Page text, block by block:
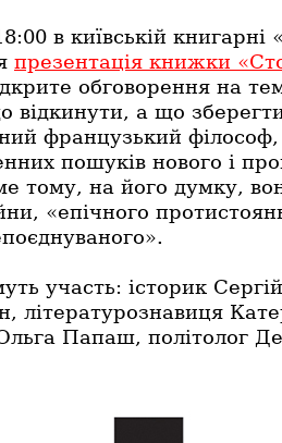
в київській книгарні
презентація книжки
обговорення на
відкинути, а що
французький філософ,
пошуків нового і
тому, на його думку,
«епічного
участь: історик
літературознавиця
Папаш, політолог